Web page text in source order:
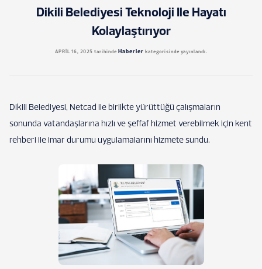
Dikili Belediyesi Teknoloji Ile Hayatı
Kolaylaştırıyor
APRIL 16, 2025 tarihinde Haberler kategorisinde yayınlandı.
Dikili Belediyesi, Netcad ile birlikte yürüttüğü çalışmaların
sonunda vatandaşlarına hızlı ve şeffaf hizmet verebilmek için kent
rehberi ile imar durumu uygulamalarını hizmete sundu.